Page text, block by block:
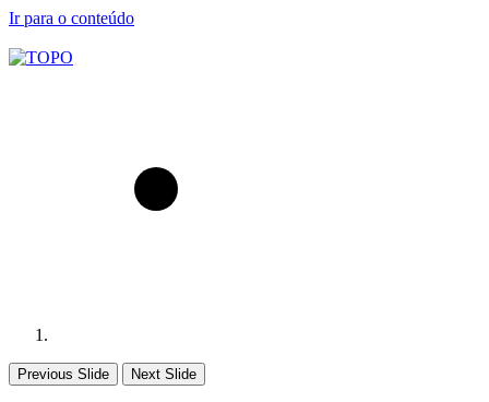
Ir para o conteúdo
Previous Slide Next Slide